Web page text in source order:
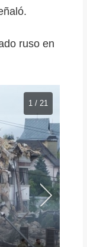
ruso en
1 / 21